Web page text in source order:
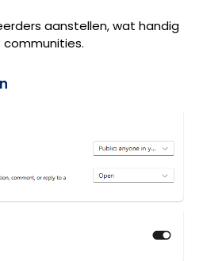
aanstellen, wat handig